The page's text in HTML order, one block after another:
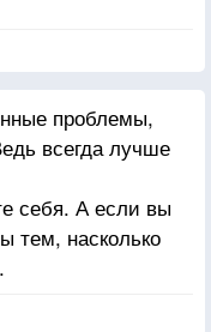
проблемы,
всегда лучше
себя. А если вы
тем, насколько